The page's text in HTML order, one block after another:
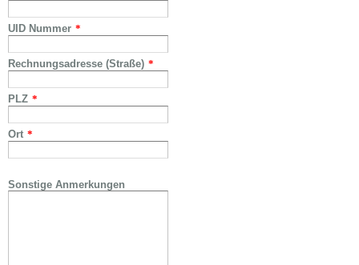
UID Nummer *
Rechnungsadresse (Straße) *
PLZ *
Ort *
Sonstige Anmerkungen